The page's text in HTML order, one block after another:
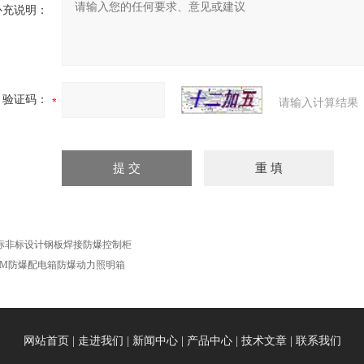
说明：
验证码： 请输入计算结果
非标设计钢板焊接防爆控制柜
防爆配电箱防爆动力照明箱
网站首页 走进我们 新闻中心| 产品中心| 技术文章| 联系我们